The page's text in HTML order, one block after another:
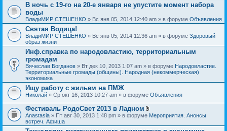
В ночь с 19-го на 20-е января не упустите момент набора
воды
ВладиМИР СТЕШЕНКО » Вс янв 05, 2014 12:40 am » в форуме Объявления
Святая Водица!
ВладиМИР СТЕШЕНКО » Вс янв 05, 2014 12:36 am » в форуме Здоровый
образ жизни
Инф.справка по народовластию, территориальным
громадам
Вячеслав Богданов » Вт дек 10, 2013 1:07 am » в форуме Народовластие.
Территориальные громады (общины). Народная (некоммерческая)
экономика
Ищу работу с жильем на ПМЖ
Николай » Ср окт 16, 2013 10:27 am » в форуме Объявления
Фестиваль РодоСвет 2013 в Ладном
В
о
Anastasia » Пт авг 30, 2013 1:48 pm » в форуме Мероприятия. Анонсы
встреч. Афиша